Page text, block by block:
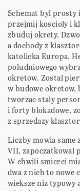
Schemat byl
przejmij koscioly i
zbuduj okrety.
a dochody z
katolicka Europa.
poludniowego
okretow. Zostal
w budowe
tworzac staly
i forty blokadowe,
z sprzedazy
Liczby mowia same
VII, zapoczatkowal
W chwili smierci
dwa z nich to nowe
wieksze niz typowy